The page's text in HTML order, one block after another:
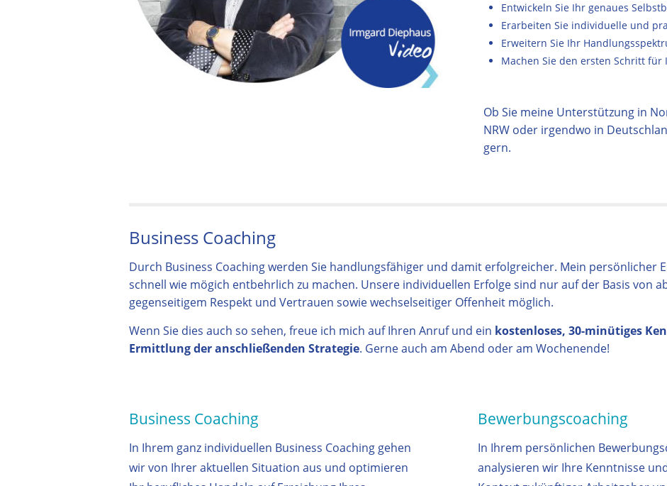
Entwickeln Sie Ihr genaues
Erarbeiten Sie individuelle und
Erweitern Sie Ihr
Machen Sie den ersten Schritt
Ob Sie meine Unterstützung in
NRW oder irgendwo in
gern.
Business Coaching
Durch Business Coaching werden Sie handlungsfähiger und damit erfolgreicher. Mein persönlicher
schnell wie mögich entbehrlich zu machen. Unsere individuellen Erfolge sind nur auf der Basis von
gegenseitigem Respekt und Vertrauen sowie wechselseitiger Offenheit möglich.
Wenn Sie dies auch so sehen, freue ich mich auf Ihren Anruf und ein kostenloses, 30-minütiges
Ermittlung der anschließenden Strategie. Gerne auch am Abend oder am Wochenende!
Business Coaching
In Ihrem ganz individuellen Business Coaching gehen
wir von Ihrer aktuellen Situation aus und optimieren
Bewerbungscoaching
In Ihrem persönlichen
analysieren wir Ihre Kenntnisse